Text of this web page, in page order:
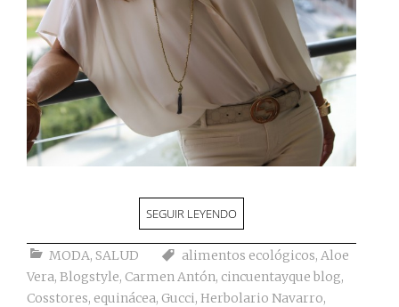
SEGUIR LEYENDO
MODA, SALUD alimentos ecológicos, Aloe
Vera, Blogstyle, Carmen Antón, cincuentayque blog,
Cosstores, equinácea, Gucci, Herbolario Navarro,